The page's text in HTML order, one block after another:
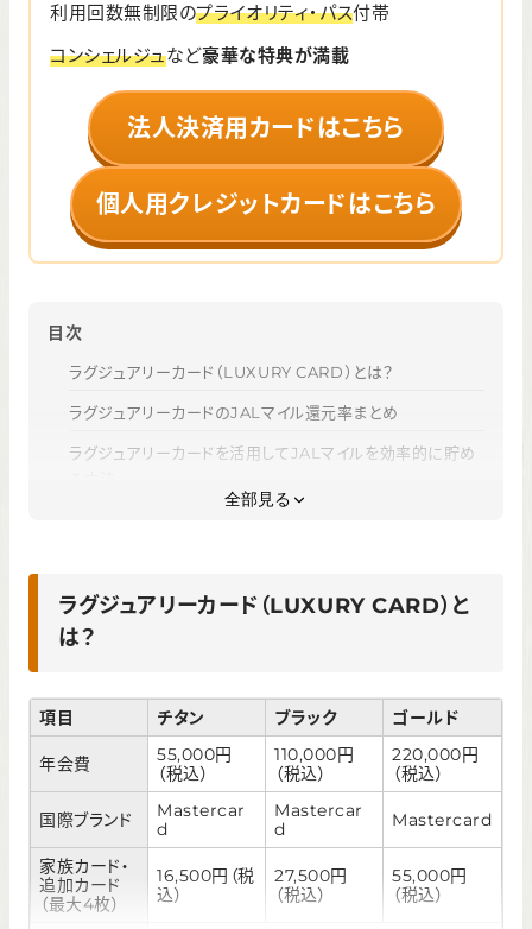
利用回数無制限のプライオリティ・パス付帯
コンシェルジュなど豪華な特典が満載
法人決済用カードはこちら
個人用クレジットカードはこちら
目次
ラグジュアリーカード（LUXURY CARD）とは？
ラグジュアリーカードのJALマイル還元率まとめ
ラグジュアリーカードを活用してJALマイルを効率的に貯め
ラグジュアリーカード以外でJALマイルが貯まるおすすめカ
ード
全部見る
ラグジュアリーカード（LUXURY CARD）と
は？
項目 チタン ブラック ゴールド
年会費
55,000円
（税込）
110,000円
（税込）
220,000円
（税込）
国際ブランド
Mastercar
d
Mastercar
d
Mastercard
家族カード・
追加カード
（最大4枚）
16,500円（税
込）
27,500円
（税込）
55,000円
（税込）